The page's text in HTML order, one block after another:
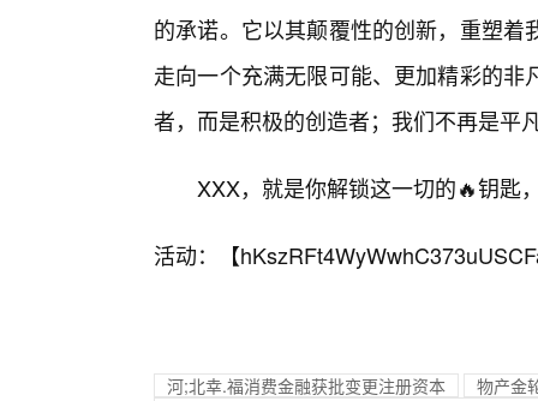
的承诺。它以其颠覆性的创新，重塑
走向一个充满无限可能、更加精彩的
者，而是积极的创造者；我们不再是平
XXX，就是你解锁这一切的🔥钥匙
活动：【
河;北幸.福消费金融获批变更注册资本
物产金